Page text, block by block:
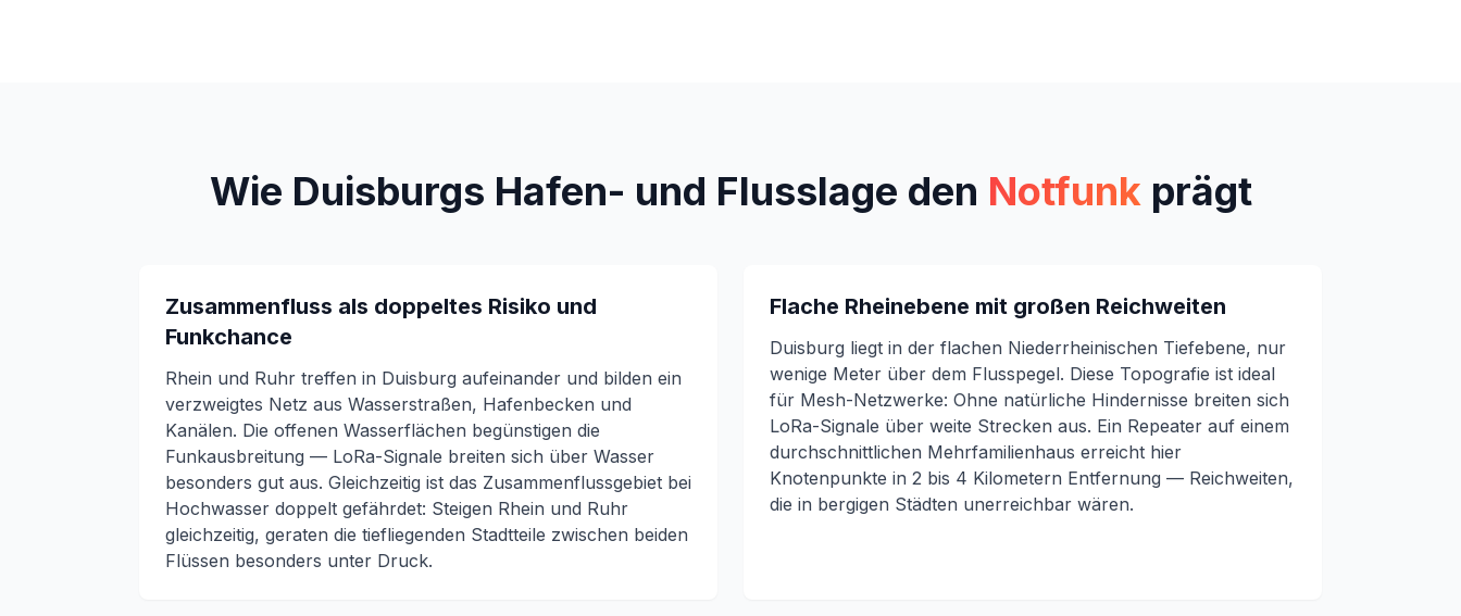
Wie Duisburgs Hafen- und Flusslage den Notfunkprägt
Zusammenfluss als doppeltes Risiko und
Funkchance
Rhein und Ruhr treffen in Duisburg aufeinander und bilden ein
verzweigtes Netz aus Wasserstraßen, Hafenbecken und
Kanälen. Die offenen Wasserflächen begünstigen die
Funkausbreitung — LoRa-Signale breiten sich über Wasser
besonders gut aus. Gleichzeitig ist das Zusammenflussgebiet bei
Hochwasser doppelt gefährdet: Steigen Rhein und Ruhr
gleichzeitig, geraten die tiefliegenden Stadtteile zwischen beiden
Flüssen besonders unter Druck.
Flache Rheinebene mit großen Reichweiten
Duisburg liegt in der flachen Niederrheinischen Tiefebene, nur
wenige Meter über dem Flusspegel. Diese Topografie ist ideal
für Mesh-Netzwerke: Ohne natürliche Hindernisse breiten sich
LoRa-Signale über weite Strecken aus. Ein Repeater auf einem
durchschnittlichen Mehrfamilienhaus erreicht hier
Knotenpunkte in 2 bis 4 Kilometern Entfernung — Reichweiten,
die in bergigen Städten unerreichbar wären.